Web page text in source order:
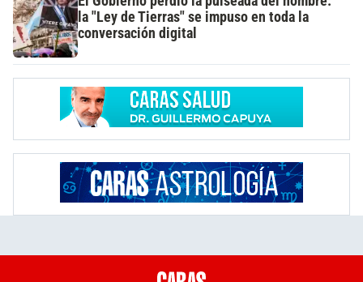
la "Ley de Tierras" se impuso en toda la
conversación digital